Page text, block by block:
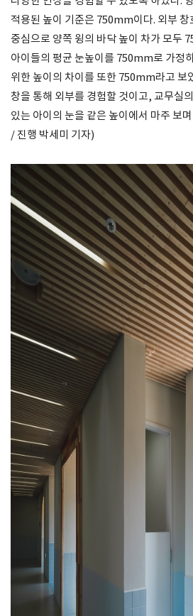
적용된 높이 기준은 750mm이다. 외부 창
중심으로 양쪽 윙의 바닥 높이 차가 모두
아이들의 평균 눈높이를 750mm로 가정
위한 높이의 차이를 또한 750mm라고 보
창을 통해 외부를 경험할 것이고, 교무실
있는 아이의 눈을 같은 높이에서 마주 보
/ 진행 박세미 기자)​